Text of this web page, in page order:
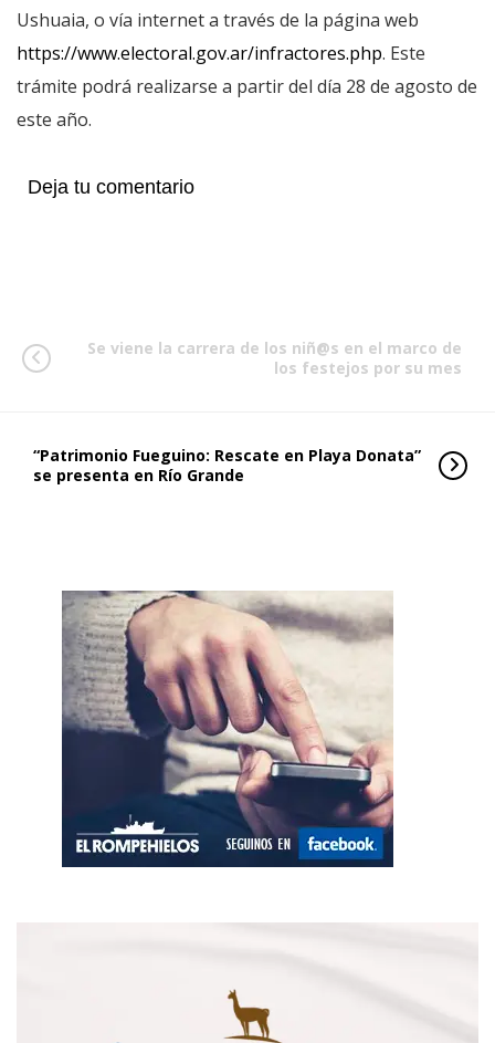
Ushuaia, o vía internet a través de la página web
https://www.electoral.gov.ar/infractores.php. Este
trámite podrá realizarse a partir del día 28 de agosto de
este año.
Deja tu comentario
Se viene la carrera de los niñ@s en el marco de
los festejos por su mes
“Patrimonio Fueguino: Rescate en Playa Donata”
se presenta en Río Grande